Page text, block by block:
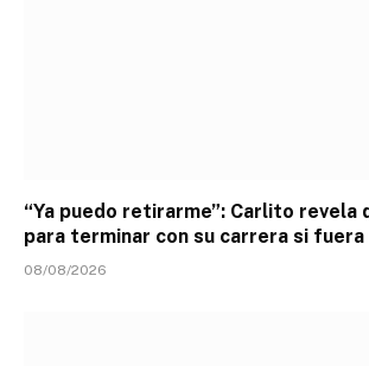
“Ya puedo retirarme”: Carlito revela
para terminar con su carrera si fuera
08/08/2026